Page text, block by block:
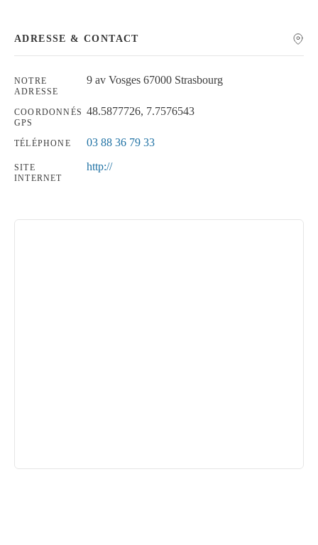
ADRESSE & CONTACT
NOTRE
ADRESSE
9 av Vosges 67000 Strasbourg
COORDONNÉS
GPS
48.5877726, 7.7576543
TÉLÉPHONE 03 88 36 79 33
SITE
INTERNET
http://